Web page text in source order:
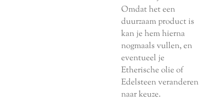
Omdat het een
duurzaam product is
kan je hem hierna
nogmaals vullen, en
eventueel je
Etherische olie of
Edelsteen veranderen
naar keuze.